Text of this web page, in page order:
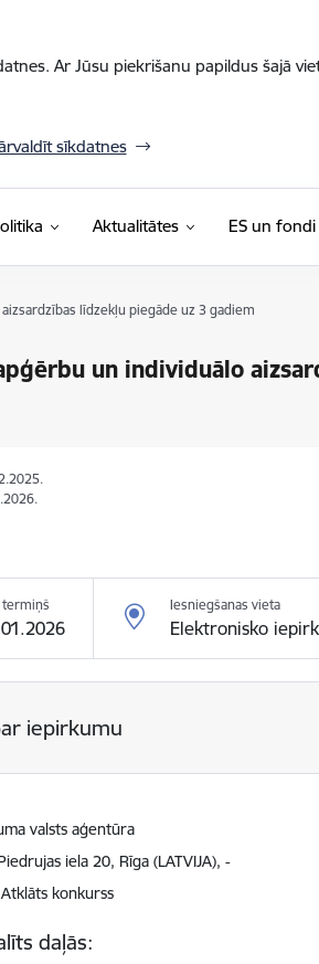
Ar Jūsu piekrišanu papildus šajā
sīkdatnes
Aktualitātes ES un fondi
līdzekļu piegāde uz 3 gadiem
un individuālo
termiņš Iesniegšanas vieta
Elektronisko
iepirkumu
valsts aģentūra
iela 20, Rīga (LATVIJA), -
Atklāts konkurss
daļās: